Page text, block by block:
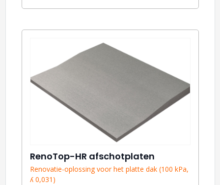
RenoTop-HR afschotplaten
Renovatie-oplossing voor het platte dak (100 kPa,
ʎ 0,031)